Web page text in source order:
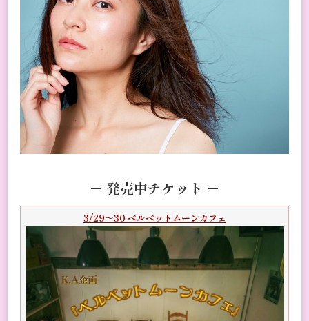
－ 発売中チケット －
3/29～30 ベルベットムーンカフェ